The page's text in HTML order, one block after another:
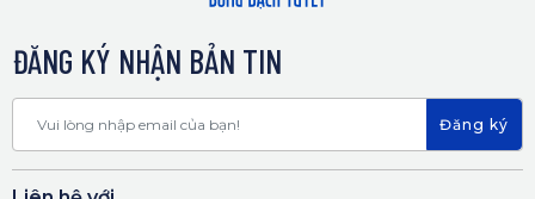
ĐĂNG KÝ NHẬN BẢN TIN
Đăng ký